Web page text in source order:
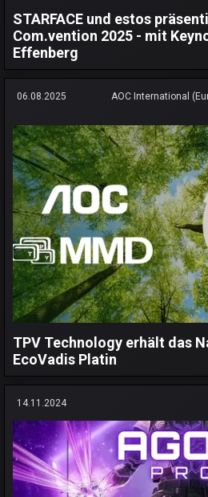
STARFACE und estos
Com.vention 2025 - mit
Effenberg
06.08.2025
AOC International
TPV Technology erhält das
EcoVadis Platin
14.11.2024